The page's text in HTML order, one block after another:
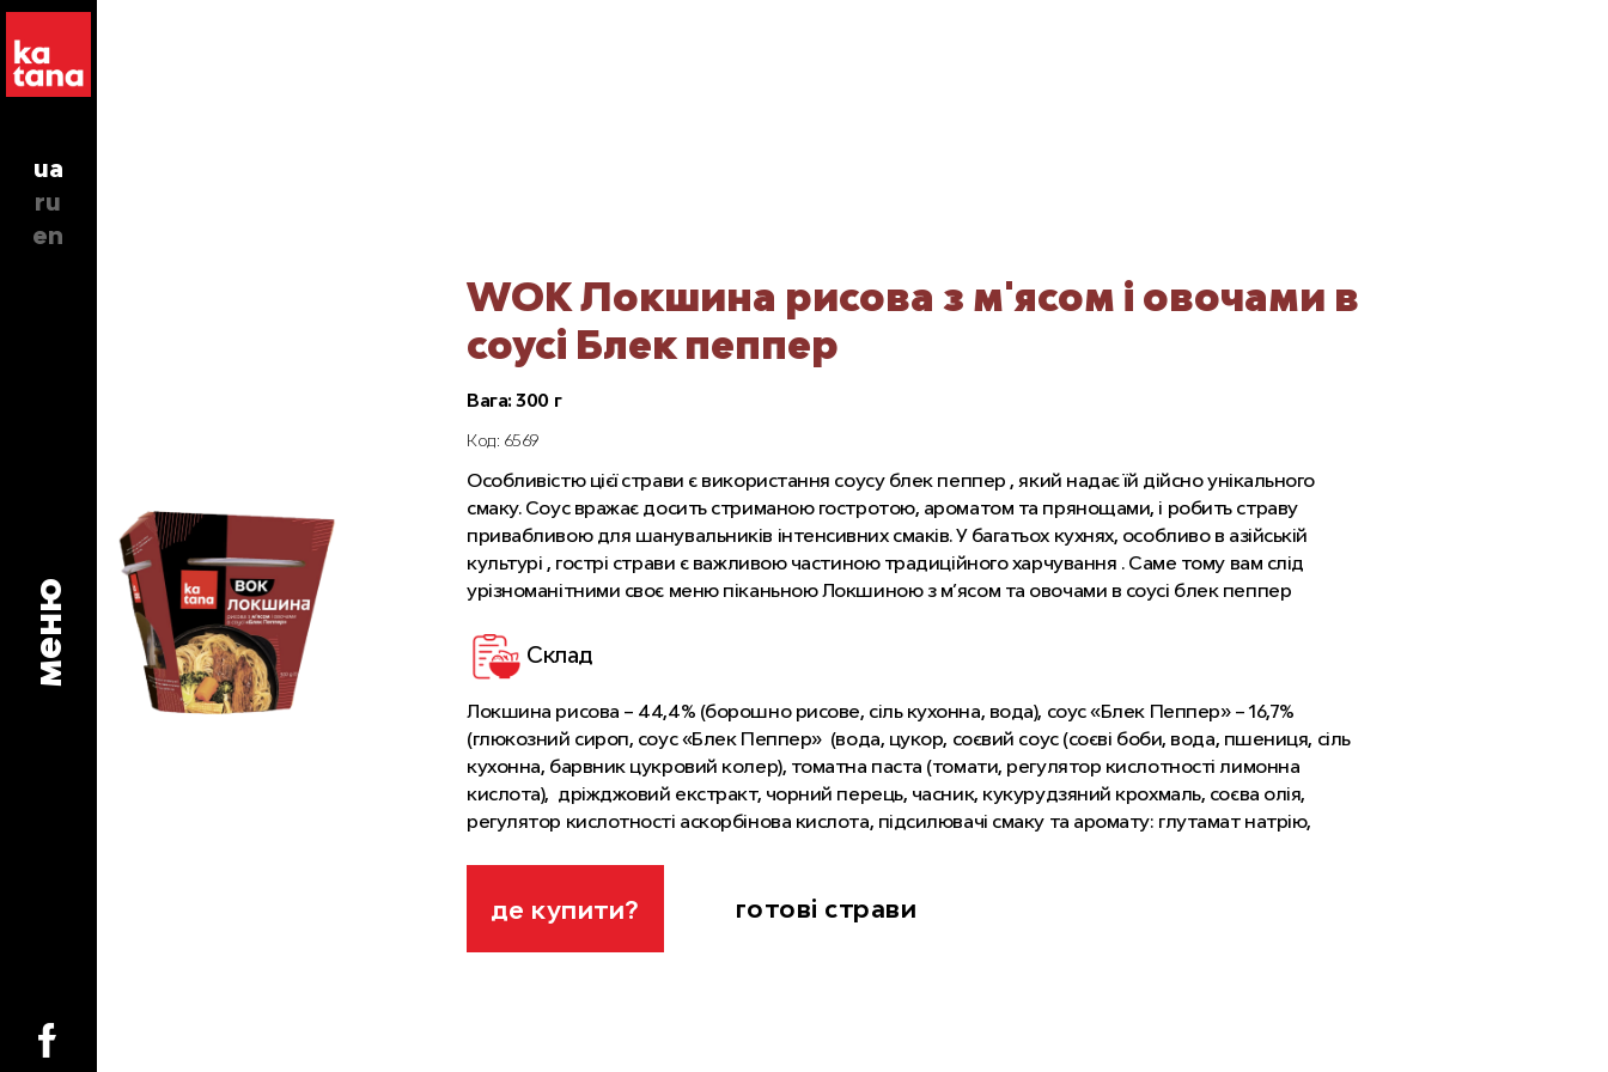
ua
ru
en
меню
WOK Локшина рисова з м'ясом і овочами в
соусі Блек пеппер
Вага: 300 г
Код: 6569
Особливістю цієї страви є використання соусу блек пеппер , який надає їй дійсно унікального
смаку. Соус вражає досить стриманою гостротою, ароматом та прянощами, і робить страву
привабливою для шанувальників інтенсивних смаків. У багатьох кухнях, особливо в азійській
культурі , гострі страви є важливою частиною традиційного харчування . Саме тому вам слід
урізноманітними своє меню піканьною Локшиною з м’ясом та овочами в соусі блек пеппер
Склад
Локшина рисова – 44,4% (борошно рисове, сіль кухонна, вода), соус «Блек Пеппер» – 16,7%
(глюкозний сироп, соус «Блек Пеппер» (вода, цукор, соєвий соус (соєві боби, вода, пшениця, сіль
кухонна, барвник цукровий колер), томатна паста (томати, регулятор кислотності лимонна
кислота), дріжджовий екстракт, чорний перець, часник, кукурудзяний крохмаль, соєва олія,
регулятор кислотності аскорбінова кислота, підсилювачі смаку та аромату: глутамат натрію,
декстроза; консерванти: сорбат калію, нізин), шматки свинини в соусі «Блек Пеппер» – 14%
кислотності: тартрат калію-натрію, лактат кальцію, цитрат натрію; сіль кухонна), овочі: капуста
де купити? готові страви